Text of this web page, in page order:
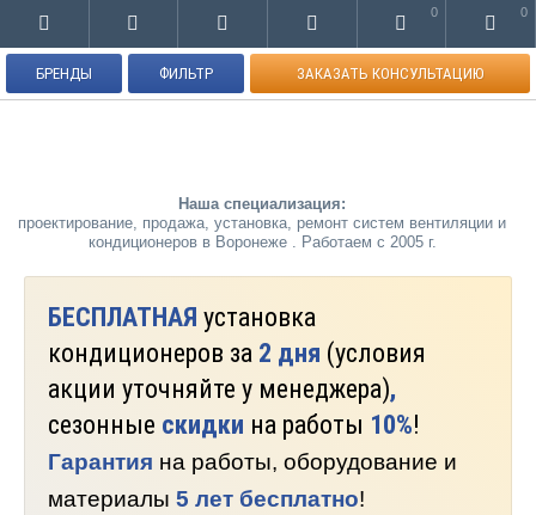
0 0
Наша специализация:
проектирование, продажа, установка, ремонт систем вентиляции и
кондиционеров в Воронеже . Работаем с 2005 г.
БРЕНДЫ ФИЛЬТР ЗАКАЗАТЬ КОНСУЛЬТАЦИЮ
БЕСПЛАТНАЯ установка
кондиционеров за 2 дня (условия
акции уточняйте у менеджера),
сезонные скидки на работы 10%!
Гарантия на работы, оборудование и
материалы 5 лет бесплатно!